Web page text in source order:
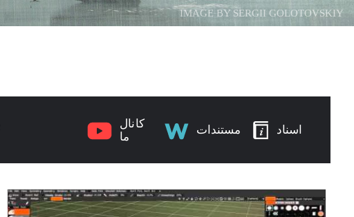
IMAGE BY SERGII GOLOTOVSKIY
کانال
ما
مستندات اسناد